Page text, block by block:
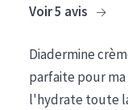
Peau mixte ou
Peau mature
Voir 5 avis
Diadermine
parfaite pour
l'hydrate toute